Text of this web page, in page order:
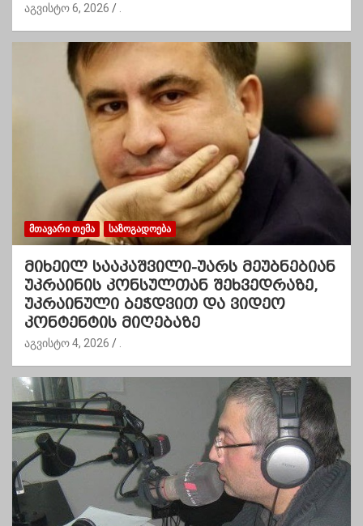
აგვისტო 6, 2026
ᲛᲗᲐᲕᲐᲠᲘ ᲗᲔᲛᲐ ᲡᲐᲖᲝᲒᲐᲓᲝᲔᲑᲐ
მიხეილ სააკაშვილი-უარს მეუბნებიან
უკრაინის კონსულთან შეხვედრაზე,
უკრაინული ბეჭდვით და ვიდეო
კონტენტის მიღებაზე
აგვისტო 4, 2026